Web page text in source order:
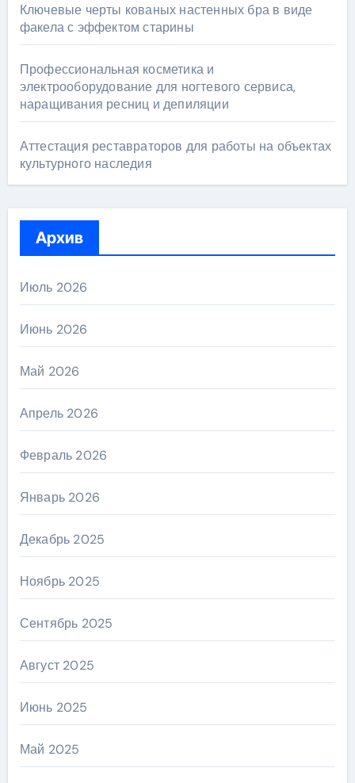
Ключевые черты кованых настенных бра в виде
факела с эффектом старины
Профессиональная косметика и
электрооборудование для ногтевого сервиса,
наращивания ресниц и депиляции
Аттестация реставраторов для работы на объектах
культурного наследия
Архив
Июль 2026
Июнь 2026
Май 2026
Апрель 2026
Февраль 2026
Январь 2026
Декабрь 2025
Ноябрь 2025
Сентябрь 2025
Август 2025
Июнь 2025
Май 2025